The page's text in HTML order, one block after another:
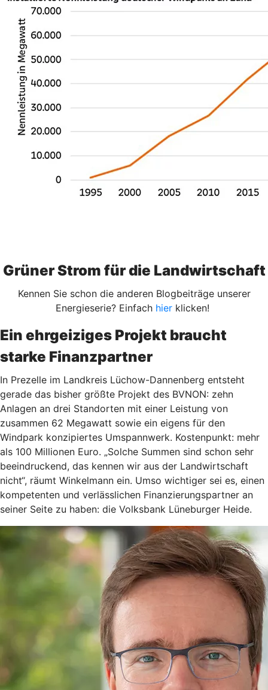
Grüner Strom für die Landwirtschaft
Kennen Sie schon die anderen Blogbeiträge unserer
Energieserie? Einfach hier klicken!
Ein ehrgeiziges Projekt braucht
starke Finanzpartner
In Prezelle im Landkreis Lüchow-Dannenberg entsteht
gerade das bisher größte Projekt des BVNON: zehn
Anlagen an drei Standorten mit einer Leistung von
zusammen 62 Megawatt sowie ein eigens für den
Windpark konzipiertes Umspannwerk. Kostenpunkt: mehr
als 100 Millionen Euro. „Solche Summen sind schon sehr
beeindruckend, das kennen wir aus der Landwirtschaft
nicht“, räumt Winkelmann ein. Umso wichtiger sei es, einen
kompetenten und verlässlichen Finanzierungspartner an
seiner Seite zu haben: die Volksbank Lüneburger Heide.